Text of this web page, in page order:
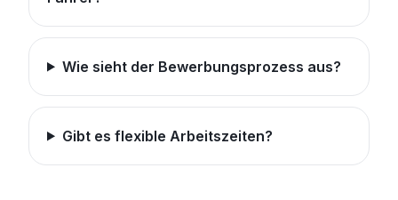
Wie sieht der Bewerbungsprozess aus?
Gibt es flexible Arbeitszeiten?